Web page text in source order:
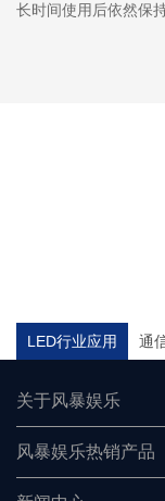
长时间使用后依然保
LED行业应用 通
关于风暴娱乐
风暴娱乐热销产品